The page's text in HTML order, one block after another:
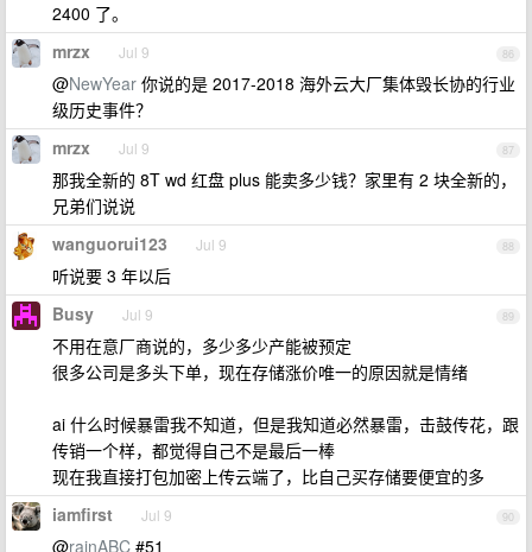
2400 了。
86
mrzx Jul 9
@NewYear 你说的是 2017-2018 海外云大厂集体毁长协的行业
级历史事件？
87
mrzx Jul 9
那我全新的 8T wd 红盘 plus 能卖多少钱？家里有 2 块全新的，
兄弟们说说
88
wanguorui123 Jul 9
听说要 3 年以后
89
Busy Jul 9
不用在意厂商说的，多少多少产能被预定
很多公司是多头下单，现在存储涨价唯一的原因就是情绪
ai 什么时候暴雷我不知道，但是我知道必然暴雷，击鼓传花，跟
传销一个样，都觉得自己不是最后一棒
现在我直接打包加密上传云端了，比自己买存储要便宜的多
90
iamfirst Jul 9
@rainABC #51